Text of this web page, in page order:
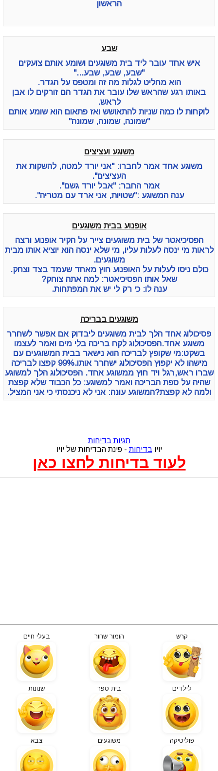
הראשון
שבע
איש אחד עובר ליד בית משוגעים ושומע אותם צועקים
"שבע, שבע, שבע..."
הוא מחליט לגלות מה זה ומטפס על הגדר.
באותו רגע שהראש שלו עובר את הגדר הם זורקים לו אבן
לראש.
לוקחות לו כמה שניות להתאושש ואז פתאום הוא שומע אותם
"שמונה, שמונה, שמונה"
משוגע ועציצים
משוגע אחד אמר לחברו: "אני יורד למטה, להשקות את
העציצים".
אמר החבר: "אבל יורד גשם".
ענה המשוגע :"שטויות, אני ארד עם מטריה".
אופנוע בבית משוגעים
הפסיכיאטר של בית משוגעים צייר על הקיר אופנוע ורצה
לראות מי ינסה לעלות עליו, מי שלא ינסה הוא יוציא אותו מבית
משוגעים.
כולם ניסו לעלות על האופנוע חוץ מאחד שעמד בצד וצחק.
שאל אותו הפסיכיאטר: למה אתה צוחק?
ענה לו: כי רק לי יש את המפתחות.
משוגעים בבריכה
פסיכולוג אחד הלך לבית משוגעים ליבדוק אם אפשר לשחרר
משוגע אחד.הפסיכולוג לקח בריכה בלי מים ואמר לעצמו
בשקט:מי שקופץ לבריכה הוא נישאר בבית המשוגעים עם
מישהו לא יקפוץ הפסיכולוג ישחרר אותו.99% קפצו לבריכה
שברו ראש,רגל ויד חוץ ממשוגע אחד. הפסיכולוג הלך למשוגע
שהיה על ספת הבריכה ואמר למשוגע: כל הכבוד שלא קפצת
ולמה לא קפצת?המשוגע עונה: אני לא ניכנסתי כי אני המציל.
תגיות בדיחות
יויו בדיחות- פינת הבדיחות של יויו
לעוד בדיחות לחצו כאן
קרש הומור שחור בעלי חיים
לילדים בית ספר שנונות
פוליטיקה משוגעים צבא